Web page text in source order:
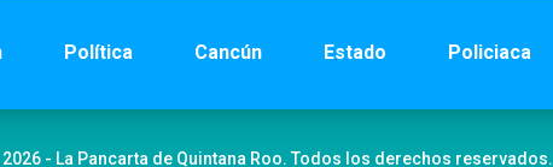
Política Cancún Estado Policiaca
- La Pancarta de Quintana Roo. Todos los derechos reservados.